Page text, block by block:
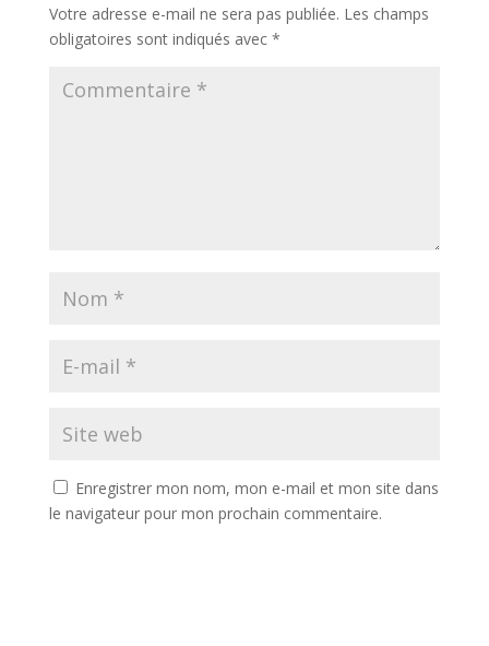
Votre adresse e-mail ne sera pas publiée. Les champs
obligatoires sont indiqués avec *
Enregistrer mon nom, mon e-mail et mon site dans
le navigateur pour mon prochain commentaire.